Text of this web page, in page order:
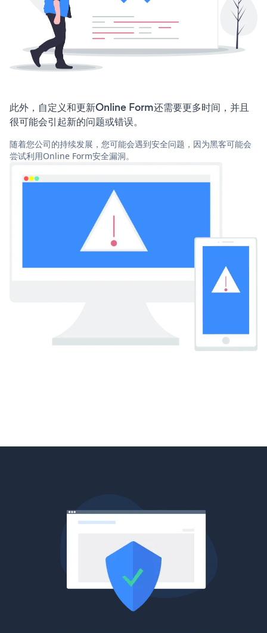
此外，自定义和更新Online Form还需要更多时间，并且
很可能会引起新的问题或错误。
随着您公司的持续发展，您可能会遇到安全问题，因为黑客可能会
尝试利用Online Form安全漏洞。